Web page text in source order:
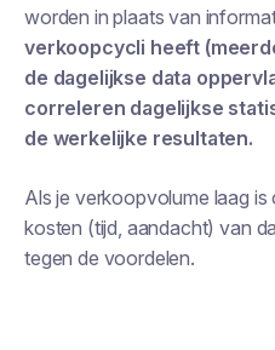
worden in plaats van
verkoopcycli heeft
de dagelijkse data
correleren dagelijkse
de werkelijke resultaten.
Als je verkoopvolume laag is
kosten (tijd, aandacht) van
tegen de voordelen.